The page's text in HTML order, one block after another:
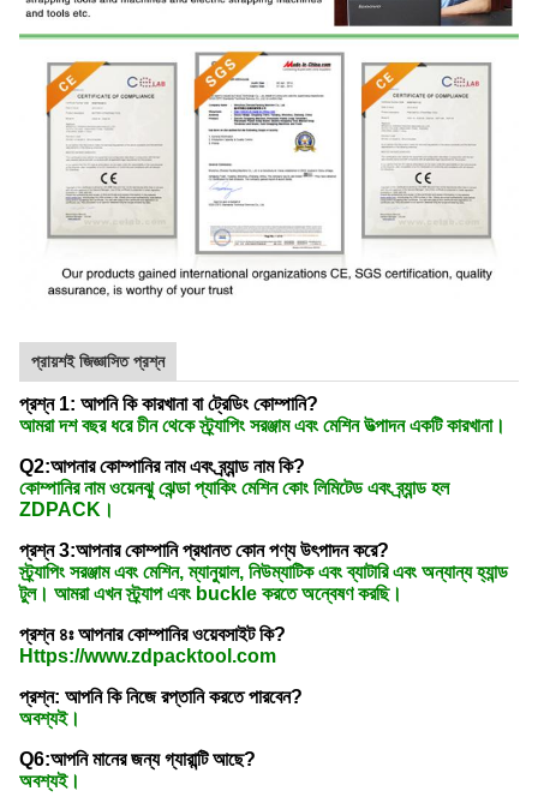
প্রায়শই জিজ্ঞাসিত প্রশ্ন
প্রশ্ন 1: আপনি কি কারখানা বা ট্রেডিং কোম্পানি?
আমরা দশ বছর ধরে চীন থেকে স্ট্র্যাপিং সরঞ্জাম এবং মেশিন উত্পাদন একটি কারখানা।
Q2:আপনার কোম্পানির নাম এবং ব্র্যান্ড নাম কি?
কোম্পানির নাম ওয়েনঝু ঝেন্ডা প্যাকিং মেশিন কোং লিমিটেড এবং ব্র্যান্ড হল
ZDPACK।
প্রশ্ন 3:আপনার কোম্পানি প্রধানত কোন পণ্য উৎপাদন করে?
স্ট্র্যাপিং সরঞ্জাম এবং মেশিন, ম্যানুয়াল, নিউম্যাটিক এবং ব্যাটারি এবং অন্যান্য হ্যান্ড
টুল। আমরা এখন স্ট্র্যাপ এবং buckle করতে অন্বেষণ করছি।
প্রশ্ন ৪ঃ আপনার কোম্পানির ওয়েবসাইট কি?
Https://www.zdpacktool.com
প্রশ্ন: আপনি কি নিজে রপ্তানি করতে পারবেন?
অবশ্যই।
Q6:আপনি মানের জন্য গ্যারান্টি আছে?
অবশ্যই।